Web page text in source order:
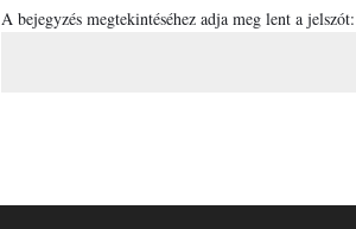
A bejegyzés megtekintéséhez adja meg lent a jelszót: